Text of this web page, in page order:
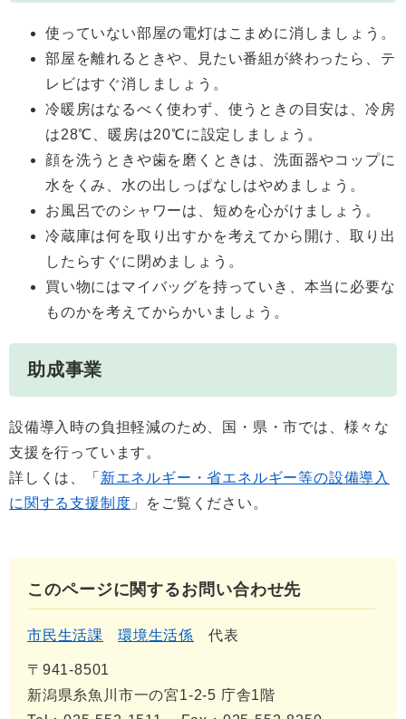
使っていない部屋の電灯はこまめに消しましょう。
部屋を離れるときや、見たい番組が終わったら、テ
レビはすぐ消しましょう。
冷暖房はなるべく使わず、使うときの目安は、冷房
は28℃、暖房は20℃に設定しましょう。
顔を洗うときや歯を磨くときは、洗面器やコップに
水をくみ、水の出しっぱなしはやめましょう。
お風呂でのシャワーは、短めを心がけましょう。
冷蔵庫は何を取り出すかを考えてから開け、取り出
したらすぐに閉めましょう。
買い物にはマイバッグを持っていき、本当に必要な
ものかを考えてからかいましょう。
助成事業
設備導入時の負担軽減のため、国・県・市では、様々な
支援を行っています。
詳しくは、「 新エネルギー・省エネルギー等の設備導入
に関する支援制度 」をご覧ください。
このページに関するお問い合わせ先
市民生活課 環境生活係 代表
〒941-8501
新潟県糸魚川市一の宮1-2-5 庁舎1階